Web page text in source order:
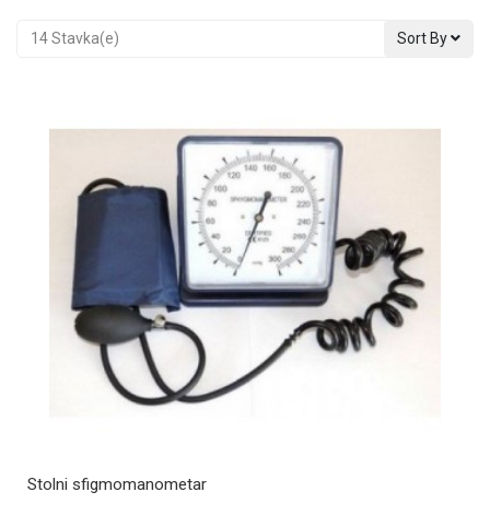
14 Stavka(e) Sort By
Stolni sfigmomanometar